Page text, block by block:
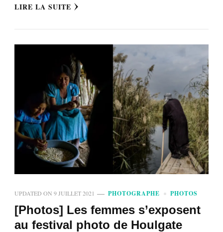
LIRE LA SUITE
UPDATED ON 9 JUILLET 2021 PHOTOGRAPHE PHOTOS
[Photos] Les femmes s’exposent
au festival photo de Houlgate